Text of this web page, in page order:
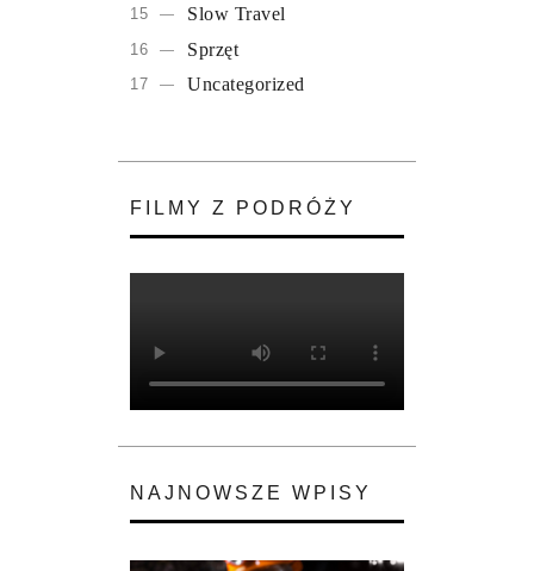
Slow Travel
Sprzęt
Uncategorized
FILMY Z PODRÓŻY
NAJNOWSZE WPISY